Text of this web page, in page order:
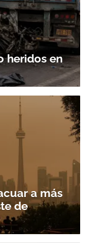
heridos en
a más
de